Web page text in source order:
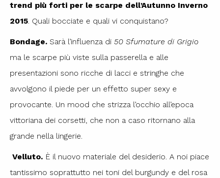
trend più forti per le scarpe dell’Autunno Inverno
2015. Quali bocciate e quali vi conquistano?
Bondage. Sarà l’influenza di 50 Sfumature di Grigio
ma le scarpe più viste sulla passerella e alle
presentazioni sono ricche di lacci e stringhe che
avvolgono il piede per un effetto super sexy e
provocante. Un mood che strizza l’occhio all’epoca
vittoriana dei corsetti, che non a caso ritornano alla
grande nella lingerie.
Velluto. È il nuovo materiale del desiderio. A noi piace
tantissimo soprattutto nei toni del burgundy e del rosa